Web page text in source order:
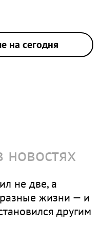
на сегодня
не две, а
жизни — и
другим